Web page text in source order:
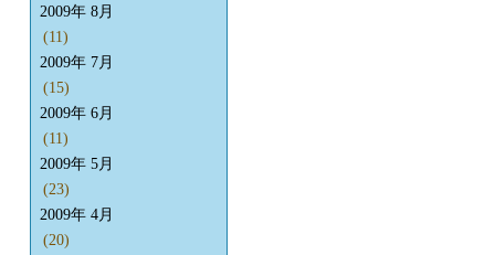
2009年 8月
(11)
2009年 7月
(15)
2009年 6月
(11)
2009年 5月
(23)
2009年 4月
(20)